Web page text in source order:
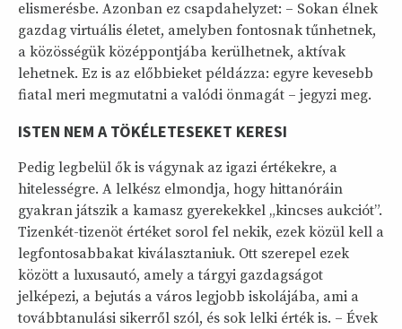
elismerésbe. Azonban ez csapdahelyzet: – Sokan élnek
gazdag virtuális életet, amelyben fontosnak tűnhetnek,
a közösségük középpontjába kerülhetnek, aktívak
lehetnek. Ez is az előbbieket példázza: egyre kevesebb
fiatal meri megmutatni a valódi önmagát – jegyzi meg.
ISTEN NEM A TÖKÉLETESEKET KERESI
Pedig legbelül ők is vágynak az igazi értékekre, a
hitelességre. A lelkész elmondja, hogy hittanóráin
gyakran játszik a kamasz gyerekekkel „kincses aukciót”.
Tizenkét-tizenöt értéket sorol fel nekik, ezek közül kell a
legfontosabbakat kiválasztaniuk. Ott szerepel ezek
között a luxusautó, amely a tárgyi gazdagságot
jelképezi, a bejutás a város legjobb iskolájába, ami a
továbbtanulási sikerről szól, és sok lelki érték is. – Évek